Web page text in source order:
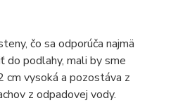
čo sa odporúča najmä
podlahy, mali by sme
cm vysoká a pozostáva z
z odpadovej vody.